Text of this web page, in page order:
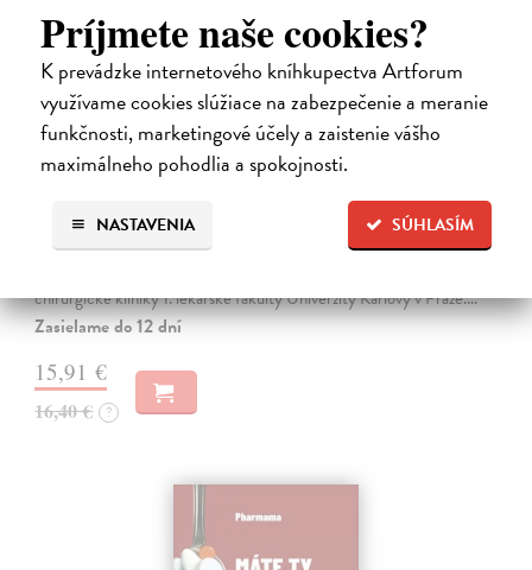
Príjmete naše cookies?
K prevádzke internetového kníhkupectva Artforum
využívame cookies slúžiace na zabezpečenie a meranie
funkčnosti, marketingové účely a zaistenie vášho
maximálneho pohodlia a spokojnosti.
SÚHLASÍM
NASTAVENIA
Kadlecová Kateřina, Pafko Pavel
Profesor Pavel Pafko letos oslavil pětaosmdesátiny a za pár měsíců
chirurgické kliniky 1. lékařské fakulty Univerzity Karlovy v Praze.…
Zasielame do 12 dní
15,91 €
16,40 € ?